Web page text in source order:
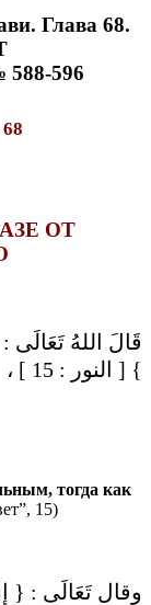
Глава 68.
596
68 — باب الورع وترك الشبهات
ОТ
قَالَ اللهُ
} [ النور : 15 ] ،
, тогда как
15)
وقال تَعَالَى : {